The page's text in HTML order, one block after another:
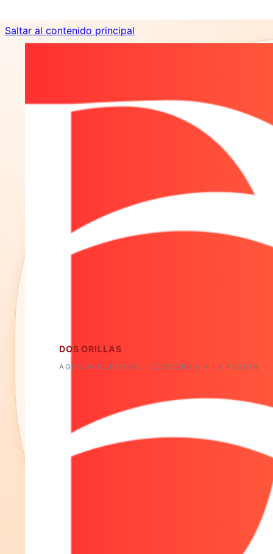
Saltar al contenido principal
DOS ORILLAS
AGENDA CULTURAL · CONCORDIA Y LA REGIÓN